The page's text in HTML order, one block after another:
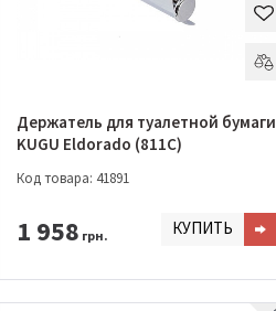
Держатель для туалетной бумаги
KUGU Eldorado (811C)
Код товара: 41891
1 958 грн. КУПИТЬ